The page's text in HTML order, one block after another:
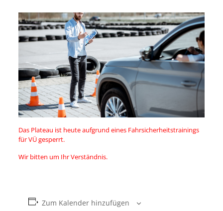
Das Plateau ist heute aufgrund eines Fahrsicherheitstrainings
für VÜ gesperrt.
Wir bitten um Ihr Verständnis.
Zum Kalender hinzufügen